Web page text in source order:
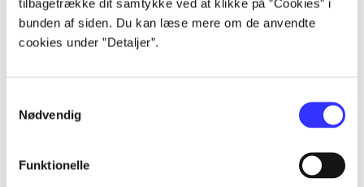
tilbagetrække dit samtykke ved at klikke på ”Cookies” i
bunden af siden. Du kan læse mere om de anvendte
cookies under ”Detaljer”.
Nødvendig
Funktionelle
...
...
...